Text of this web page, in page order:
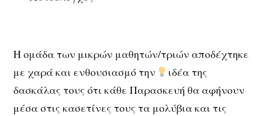
Η ομάδα των μικρών μαθητών/τριών αποδέχτηκε
με χαρά και ενθουσιασμό την
ιδέα της
δασκάλας τους ότι κάθε Παρασκευή θα αφήνουν
μέσα στις κασετίνες τους τα μολύβια και τις